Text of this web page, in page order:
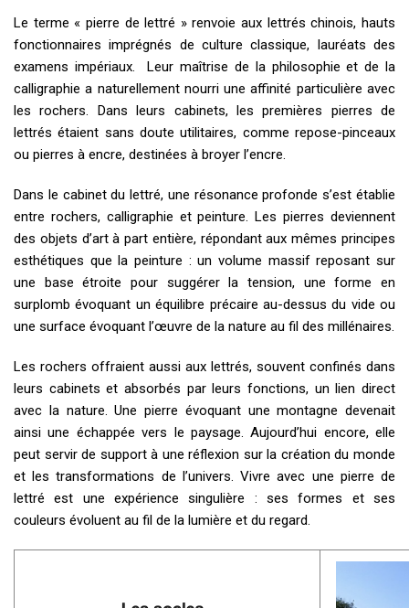
Le terme « pierre de lettré » renvoie aux lettrés chinois, hauts
fonctionnaires imprégnés de culture classique, lauréats des
examens impériaux. Leur maîtrise de la philosophie et de la
calligraphie a naturellement nourri une affinité particulière avec
les rochers. Dans leurs cabinets, les premières pierres de
lettrés étaient sans doute utilitaires, comme repose-pinceaux
ou pierres à encre, destinées à broyer l’encre.
Dans le cabinet du lettré, une résonance profonde s’est établie
entre rochers, calligraphie et peinture. Les pierres deviennent
des objets d’art à part entière, répondant aux mêmes principes
esthétiques que la peinture : un volume massif reposant sur
une base étroite pour suggérer la tension, une forme en
surplomb évoquant un équilibre précaire au-dessus du vide ou
une surface évoquant l’œuvre de la nature au fil des millénaires.
Les rochers offraient aussi aux lettrés, souvent confinés dans
leurs cabinets et absorbés par leurs fonctions, un lien direct
avec la nature. Une pierre évoquant une montagne devenait
ainsi une échappée vers le paysage. Aujourd’hui encore, elle
peut servir de support à une réflexion sur la création du monde
et les transformations de l’univers. Vivre avec une pierre de
lettré est une expérience singulière : ses formes et ses
couleurs évoluent au fil de la lumière et du regard.